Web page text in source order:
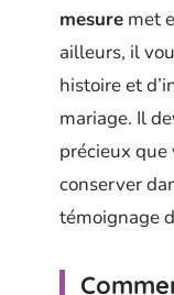
mesure met
ailleurs, il
histoire et
mariage. Il
précieux
conserver
témoignage